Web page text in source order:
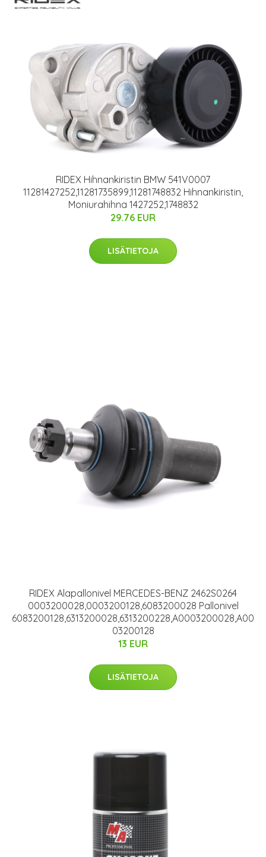
RIDEX Hihnankiristin BMW 541V0007
11281427252,11281735899,11281748832 Hihnankiristin,
Moniurahihna 1427252,1748832
29.76 EUR
LISÄTIETOJA
RIDEX Alapallonivel MERCEDES-BENZ 2462S0264
0003200028,0003200128,6083200028 Pallonivel
6083200128,6313200028,6313200228,A0003200028,A00
03200128
13 EUR
LISÄTIETOJA